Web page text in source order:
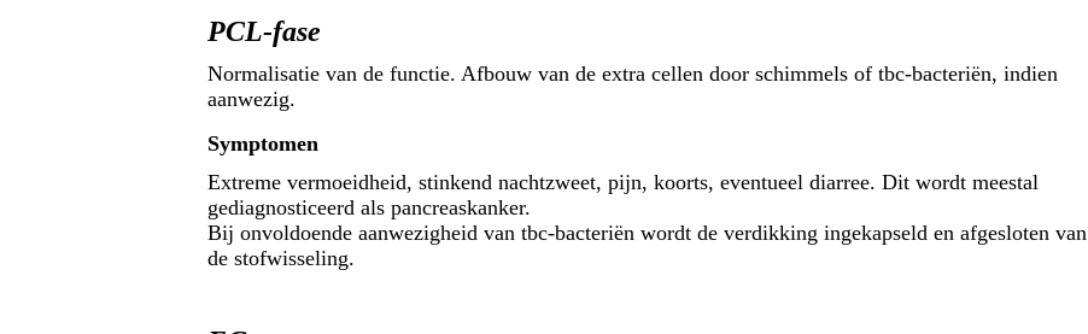
PCL-fase
Normalisatie van de functie. Afbouw van de extra cellen door schimmels of tbc-bacteriën, indien
aanwezig.
Symptomen
Extreme vermoeidheid, stinkend nachtzweet, pijn, koorts, eventueel diarree. Dit wordt meestal
gediagnosticeerd als pancreaskanker.
Bij onvoldoende aanwezigheid van tbc-bacteriën wordt de verdikking ingekapseld en afgesloten van
de stofwisseling.